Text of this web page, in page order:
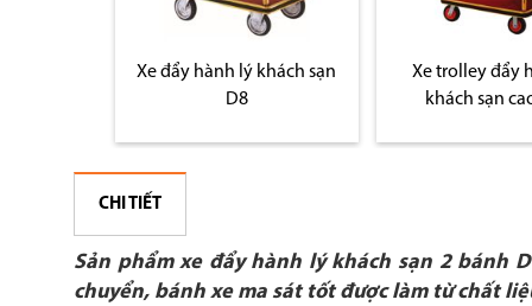
Xe đẩy hành lý khách sạn
D8
Xe trolley đẩy
khách sạn
CHI TIẾT
Sản phẩm xe đẩy hành lý khách sạn 2 bánh
chuyển, bánh xe ma sát tốt được làm từ chất